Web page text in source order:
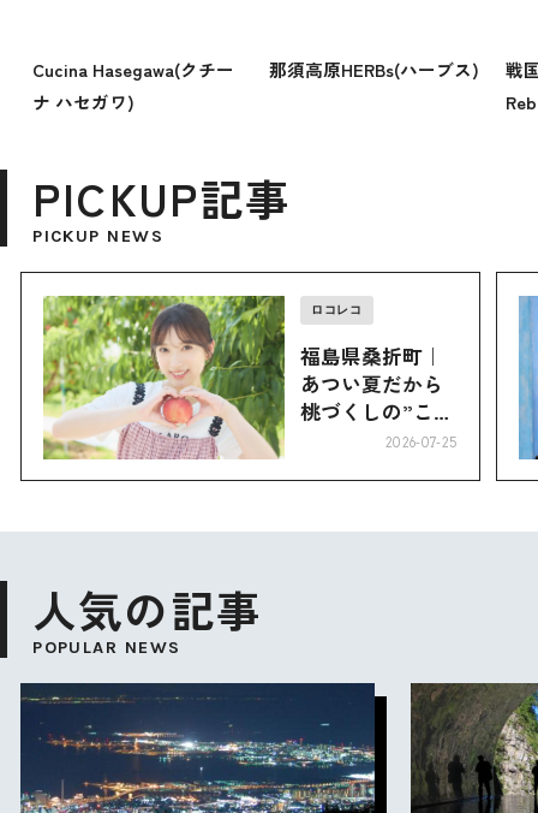
Cucina Hasegawa(クチー
ナ ハセガワ)
那須高原HERBs(ハーブス)
戦
PICKUP記事
PICKUP NEWS
ロコレコ
福島県桑折町｜
あつい夏だから
桃づくしの”こお
2026-07-25
人気の記事
POPULAR NEWS